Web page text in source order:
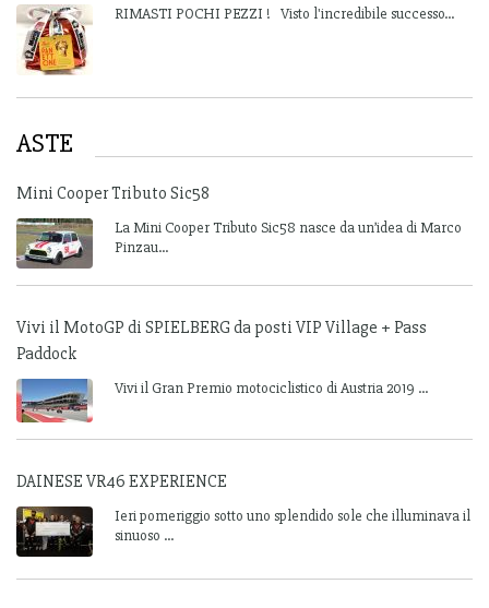
RIMASTI POCHI PEZZI ! Visto l'incredibile successo...
ASTE
Mini Cooper Tributo Sic58
La Mini Cooper Tributo Sic58 nasce da un’idea di Marco
Pinzau...
Vivi il MotoGP di SPIELBERG da posti VIP Village + Pass
Paddock
Vivi il Gran Premio motociclistico di Austria 2019 ...
DAINESE VR46 EXPERIENCE
Ieri pomeriggio sotto uno splendido sole che illuminava il
sinuoso ...